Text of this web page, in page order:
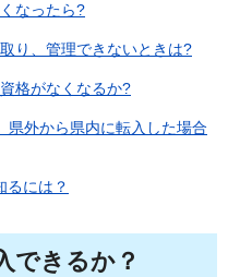
なったら?
り、管理できないときは?
格がなくなるか?
県外から県内に転入した場合
るには？
できるか？